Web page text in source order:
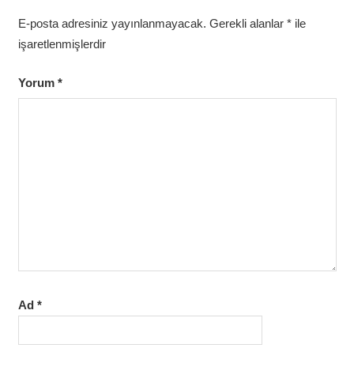
E-posta adresiniz yayınlanmayacak. Gerekli alanlar *ile
işaretlenmişlerdir
Yorum *
Ad *